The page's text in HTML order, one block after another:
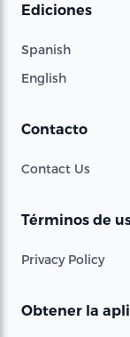
Ediciones
Spanish
English
Contacto
Contact Us
Términos de
Privacy Policy
Obtener la